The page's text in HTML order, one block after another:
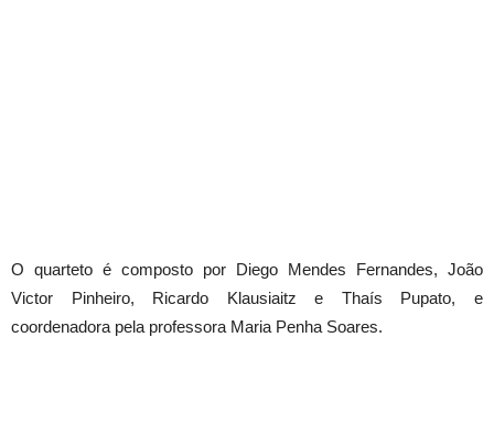
O quarteto é composto por Diego Mendes Fernandes, João
Victor Pinheiro, Ricardo Klausiaitz e Thaís Pupato, e
coordenadora pela professora Maria Penha Soares.